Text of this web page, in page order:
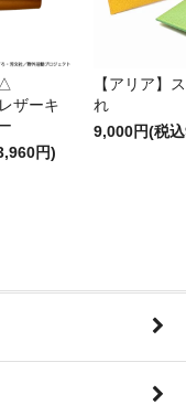
ザーキ
円)
【アリア】
れ
9,000円(税